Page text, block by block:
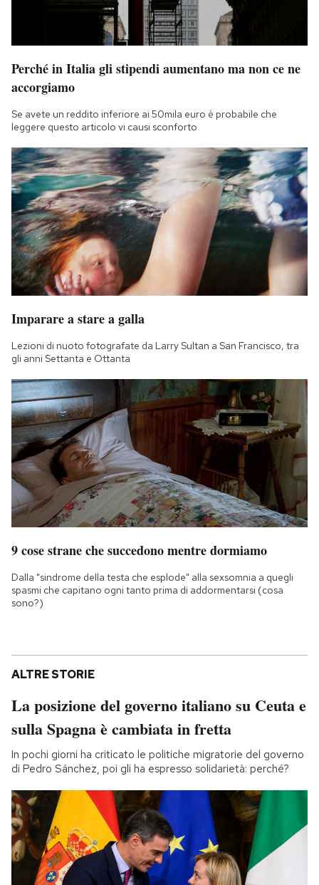
Perché in Italia gli stipendi aumentano ma non ce ne
accorgiamo
Se avete un reddito inferiore ai 50mila euro è probabile che
leggere questo articolo vi causi sconforto
Imparare a stare a galla
Lezioni di nuoto fotografate da Larry Sultan a San Francisco, tra
gli anni Settanta e Ottanta
9 cose strane che succedono mentre dormiamo
Dalla "sindrome della testa che esplode" alla sexsomnia a quegli
spasmi che capitano ogni tanto prima di addormentarsi (cosa
sono?)
ALTRE STORIE
La posizione del governo italiano su Ceuta e
sulla Spagna è cambiata in fretta
In pochi giorni ha criticato le politiche migratorie del governo
di Pedro Sánchez, poi gli ha espresso solidarietà: perché?